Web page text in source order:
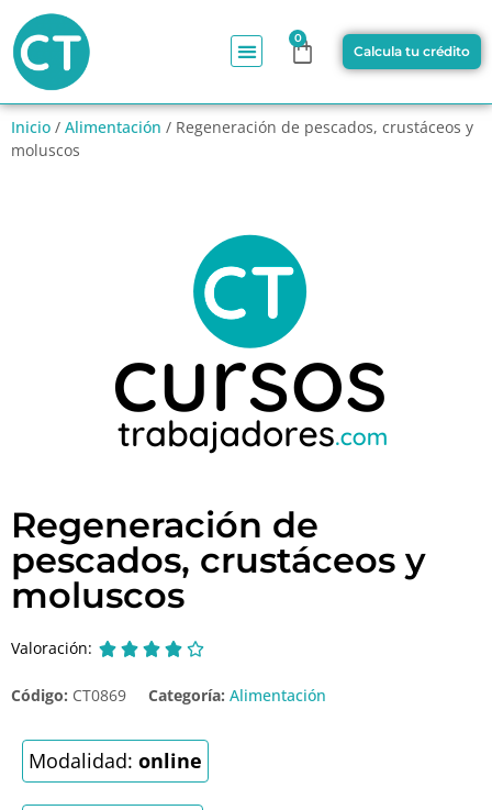
0
Calcula tu crédito
Inicio / Alimentación / Regeneración de pescados, crustáceos y
moluscos
Regeneración de
pescados, crustáceos y
moluscos
Valoración:     
Código: CT0869 Categoría: Alimentación
Modalidad: online